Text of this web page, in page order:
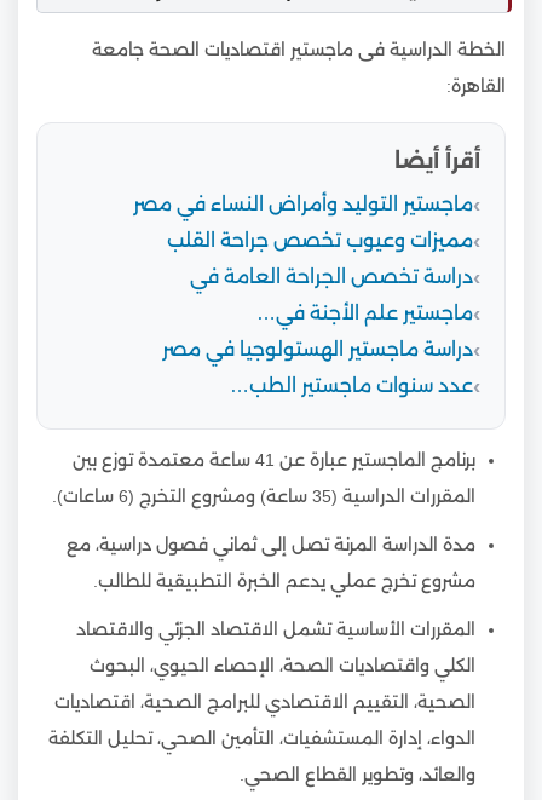
الخطة الدراسية فى ماجستير اقتصاديات الصحة جامعة
القاهرة:
أقرأ أيضا
ماجستير التوليد وأمراض النساء في مصر
مميزات وعيوب تخصص جراحة القلب
دراسة تخصص الجراحة العامة في
ماجستير علم الأجنة في…
دراسة ماجستير الهستولوجيا في مصر
عدد سنوات ماجستير الطب…
برنامج الماجستير عبارة عن 41 ساعة معتمدة توزع بين
المقررات الدراسية (35 ساعة) ومشروع التخرج (6 ساعات).
مدة الدراسة المرنة تصل إلى ثماني فصول دراسية، مع
مشروع تخرج عملي يدعم الخبرة التطبيقية للطالب.
المقررات الأساسية تشمل الاقتصاد الجزئي والاقتصاد
الكلي واقتصاديات الصحة، الإحصاء الحيوي، البحوث
الصحية، التقييم الاقتصادي للبرامج الصحية، اقتصاديات
الدواء، إدارة المستشفيات، التأمين الصحي، تحليل التكلفة
والعائد، وتطوير القطاع الصحي.